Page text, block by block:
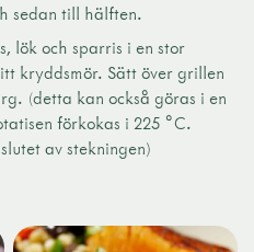
sedan till hälften.
lök och sparris i en stor
kryddsmör. Sätt över grillen
(detta kan också göras i en
förkokas i 225 ˚C.
av stekningen)